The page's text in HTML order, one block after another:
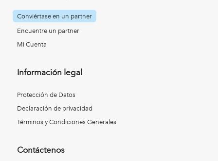
Conviértase en un partner
Encuentre un partner
Mi Cuenta
Información legal
Protección de Datos
Declaración de privacidad
Términos y Condiciones Generales
Contáctenos